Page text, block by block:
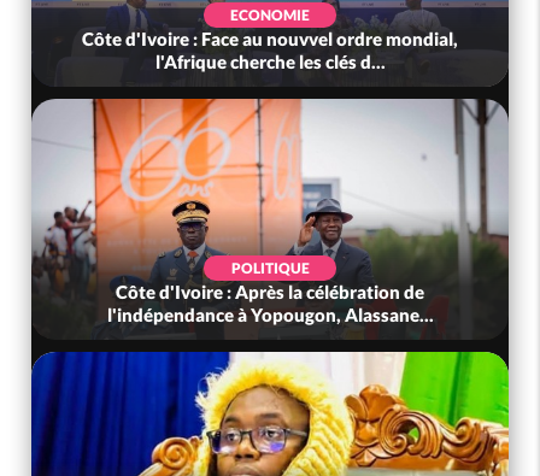
ECONOMIE
Côte d'Ivoire : Face au nouvvel ordre mondial,
l'Afrique cherche les clés d...
POLITIQUE
Côte d'Ivoire : Après la célébration de
l'indépendance à Yopougon, Alassane...